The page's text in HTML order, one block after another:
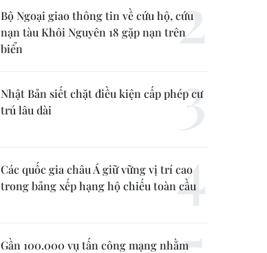
Bộ Ngoại giao thông tin về cứu hộ, cứu
nạn tàu Khôi Nguyên 18 gặp nạn trên
biển
Nhật Bản siết chặt điều kiện cấp phép cư
trú lâu dài
Các quốc gia châu Á giữ vững vị trí cao
trong bảng xếp hạng hộ chiếu toàn cầu
Gần 100.000 vụ tấn công mạng nhằm